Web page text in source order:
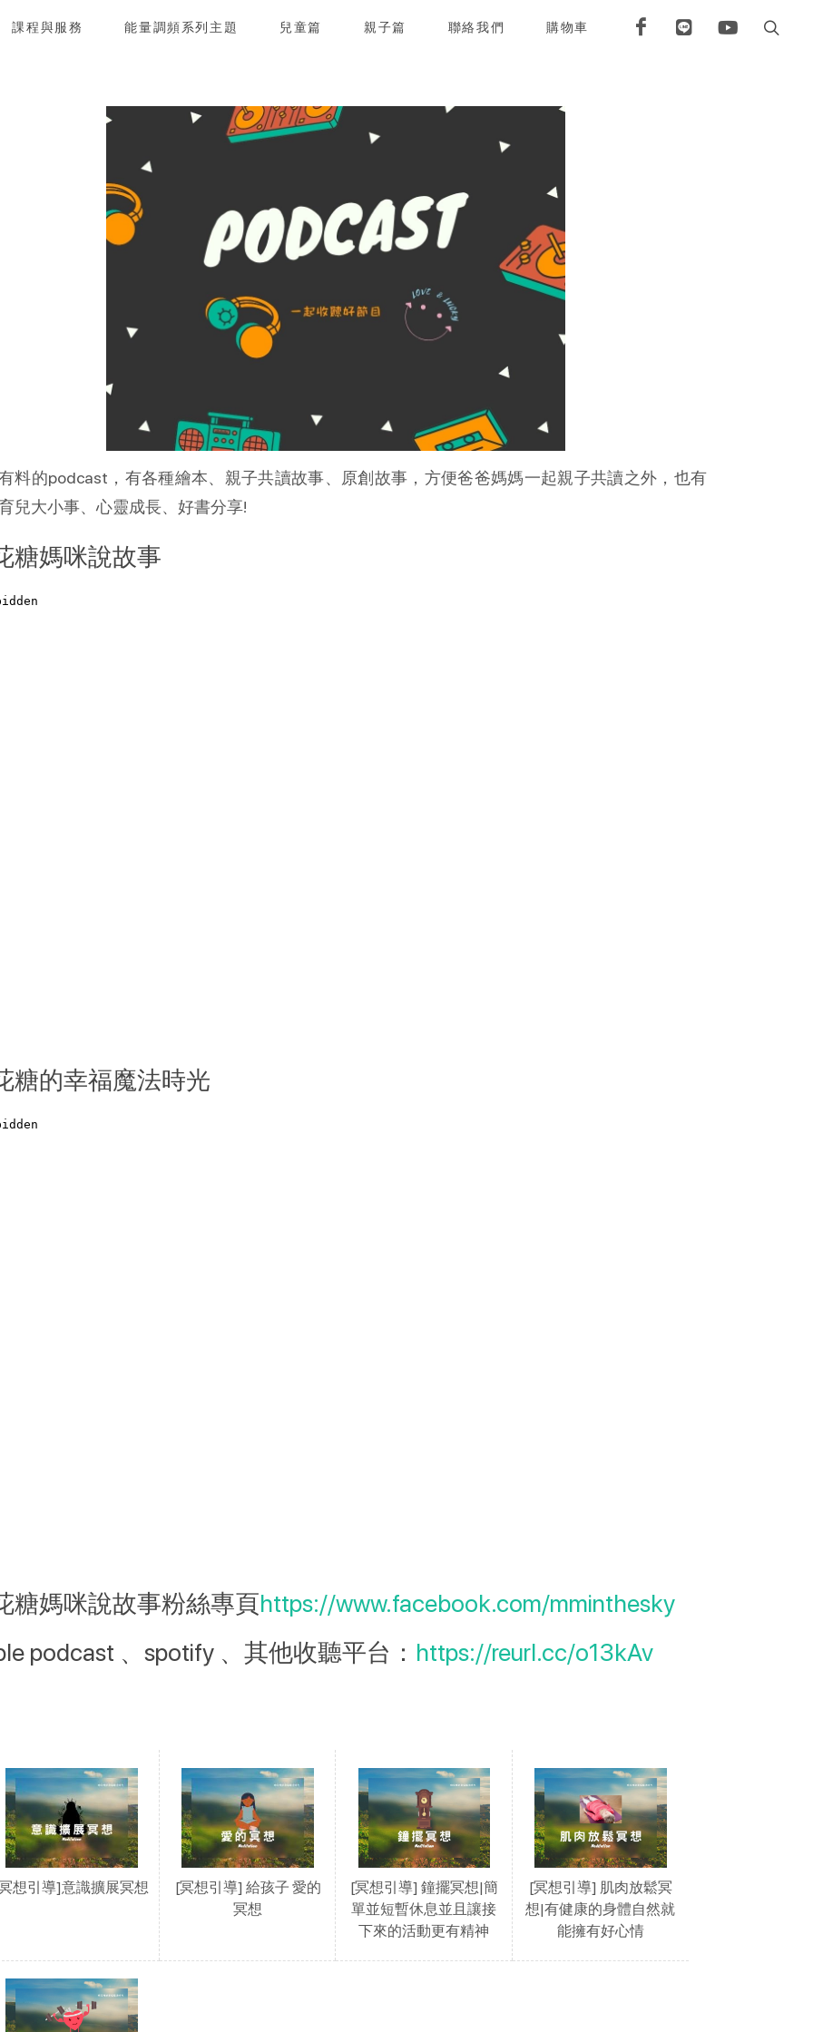
課程與服務 能量調頻系列主題 兒童篇 親子篇 聯絡我們 購物車
料的podcast，有各種繪本、親子共讀故事、原創故事，方便爸爸媽媽一起親子共讀之外，也有
兒大小事、心靈成長、好書分享!
糖媽咪說故事
糖的幸福魔法時光
糖媽咪說故事粉絲專頁https://www.facebook.com/mminthesky
podcast 、spotify 、其他收聽平台： https://reurl.cc/o13kAv
想引導]意識擴展冥想
[冥想引導] 給孩子 愛的
冥想
[冥想引導] 鐘擺冥想|簡
單並短暫休息並且讓接
下來的活動更有精神
[冥想引導] 肌肉放鬆冥
想|有健康的身體自然就
能擁有好心情